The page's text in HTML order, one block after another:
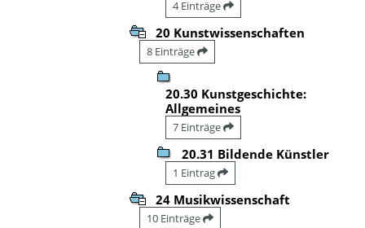
4 Einträge
20 Kunstwissenschaften
8 Einträge
20.30 Kunstgeschichte:
Allgemeines
7 Einträge
20.31 Bildende Künstler
1 Eintrag
24 Musikwissenschaft
10 Einträge